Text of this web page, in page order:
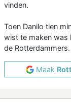
vinden.
Toen Danilo tien
wist te maken was
de Rotterdammers.
Maak